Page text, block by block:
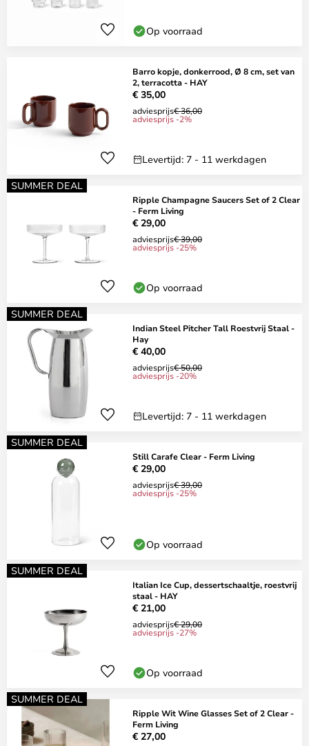
Op voorraad
Barro kopje, donkerrood, Ø 8 cm, set van
2, terracotta - HAY
€ 35,00
adviesprijs€ 36,00
adviesprijs -2%
Levertijd: 7 - 11 werkdagen
SUMMER DEAL
Ripple Champagne Saucers Set of 2 Clear
- Ferm Living
€ 29,00
adviesprijs€ 39,00
adviesprijs -25%
Op voorraad
SUMMER DEAL
Indian Steel Pitcher Tall Roestvrij Staal -
Hay
€ 40,00
adviesprijs€ 50,00
adviesprijs -20%
Levertijd: 7 - 11 werkdagen
SUMMER DEAL
Still Carafe Clear - Ferm Living
€ 29,00
adviesprijs€ 39,00
adviesprijs -25%
Op voorraad
SUMMER DEAL
Italian Ice Cup, dessertschaaltje, roestvrij
staal - HAY
€ 21,00
adviesprijs€ 29,00
adviesprijs -27%
Op voorraad
SUMMER DEAL
Ripple Wit Wine Glasses Set of 2 Clear -
Ferm Living
€ 27,00